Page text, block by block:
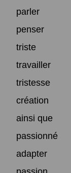
parler
penser
triste
travailler
tristesse
création
ainsi que
passionné
adapter